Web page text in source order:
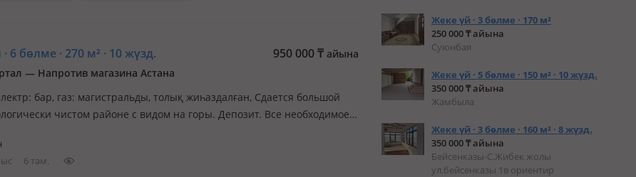
6 бөлме · 270 м² · 10 жүзд. 950 000₸ айына
— Напротив магазина Астана
бар, газ: магистральды, толық жиһаздалған, Сдается большой
чистом районе с видом на горы. Депозит. Все необходимое
звоните по всем вопросам по указанному номеру
6 там.
Жеке үй · 3 бөлме · 170 м²
250 000 ₸ айына
Суюнбая
Жеке үй · 5 бөлме · 150 м² · 10 жүзд.
350 000 ₸ айына
Жамбыла
Жеке үй · 3 бөлме · 160 м² · 8 жүзд.
350 000 ₸ айына
Бейсенказы-С.Жибек жолы
ул.бейсенказы 1в ориентир